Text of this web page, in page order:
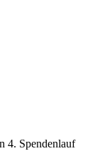
4. Spendenlauf